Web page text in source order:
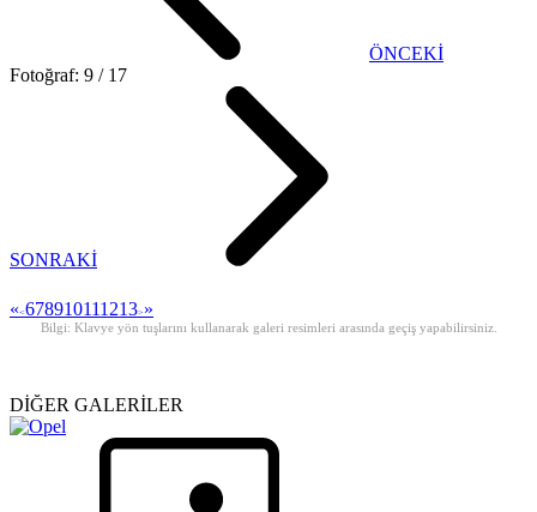
ÖNCEKİ
Fotoğraf: 9 / 17
SONRAKİ
«<678910111213> »
Bilgi: Klavye yön tuşlarını kullanarak galeri resimleri arasında geçiş yapabilirsiniz.
DİĞER GALERİLER